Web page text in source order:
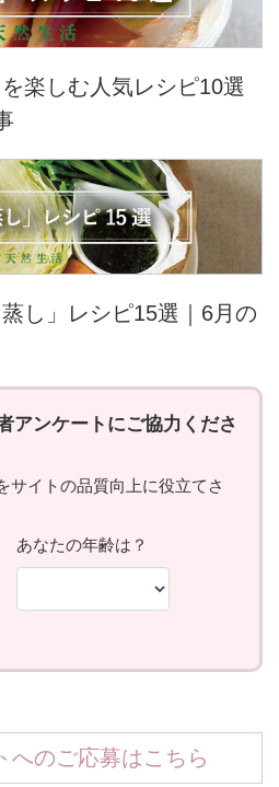
楽しむ人気レシピ10選
し」レシピ15選｜6月の
へのご応募はこちら